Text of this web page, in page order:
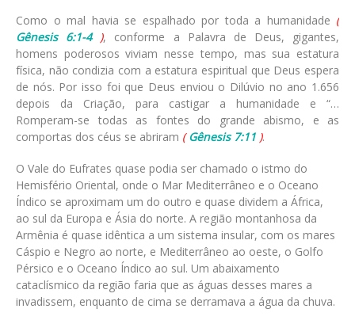
Como o mal havia se espalhado por toda a humanidade (
Gênesis 6:1-4), conforme a Palavra de Deus, gigantes,
homens poderosos viviam nesse tempo, mas sua estatura
física, não condizia com a estatura espiritual que Deus espera
de nós. Por isso foi que Deus enviou o Dilúvio no ano 1.656
depois da Criação, para castigar a humanidade e “…
Romperam-se todas as fontes do grande abismo, e as
comportas dos céus se abriram (Gênesis 7:11 ).
O Vale do Eufrates quase podia ser chamado o istmo do
Hemisfério Oriental, onde o Mar Mediterrâneo e o Oceano
Índico se aproximam um do outro e quase dividem a África,
ao sul da Europa e Ásia do norte. A região montanhosa da
Armênia é quase idêntica a um sistema insular, com os mares
Cáspio e Negro ao norte, e Mediterrâneo ao oeste, o Golfo
Pérsico e o Oceano Índico ao sul. Um abaixamento
cataclísmico da região faria que as águas desses mares a
invadissem, enquanto de cima se derramava a água da chuva.